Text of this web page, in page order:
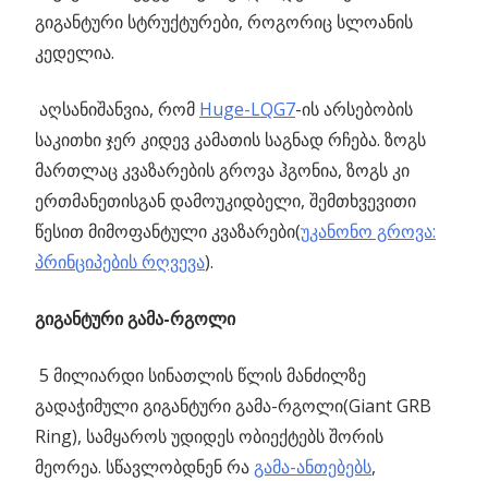
გიგანტური სტრუქტურები, როგორიც სლოანის
კედელია.
აღსანიშანვია, რომ Huge-LQG7-ის არსებობის
საკითხი ჯერ კიდევ კამათის საგნად რჩება. ზოგს
მართლაც კვაზარების გროვა ჰგონია, ზოგს კი
ერთმანეთისგან დამოუკიდბელი, შემთხვევითი
წესით მიმოფანტული კვაზარები(უკანონო გროვა:
პრინციპების რღვევა).
გიგანტური გამა-რგოლი
5 მილიარდი სინათლის წლის მანძილზე
გადაჭიმული გიგანტური გამა-რგოლი(Giant GRB
Ring), სამყაროს უდიდეს ობიექტებს შორის
მეორეა. სწავლობდნენ რაგამა-ანთებებს,